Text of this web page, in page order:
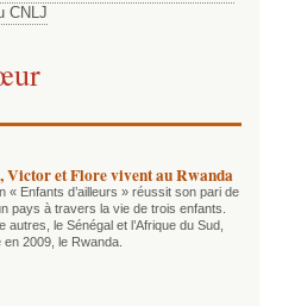
CNLJ
Victor et Flore vivent au Rwanda
« Enfants d’ailleurs » réussit son pari de
pays à travers la vie de trois enfants.
autres, le Sénégal et l’Afrique du Sud,
en 2009, le Rwanda.